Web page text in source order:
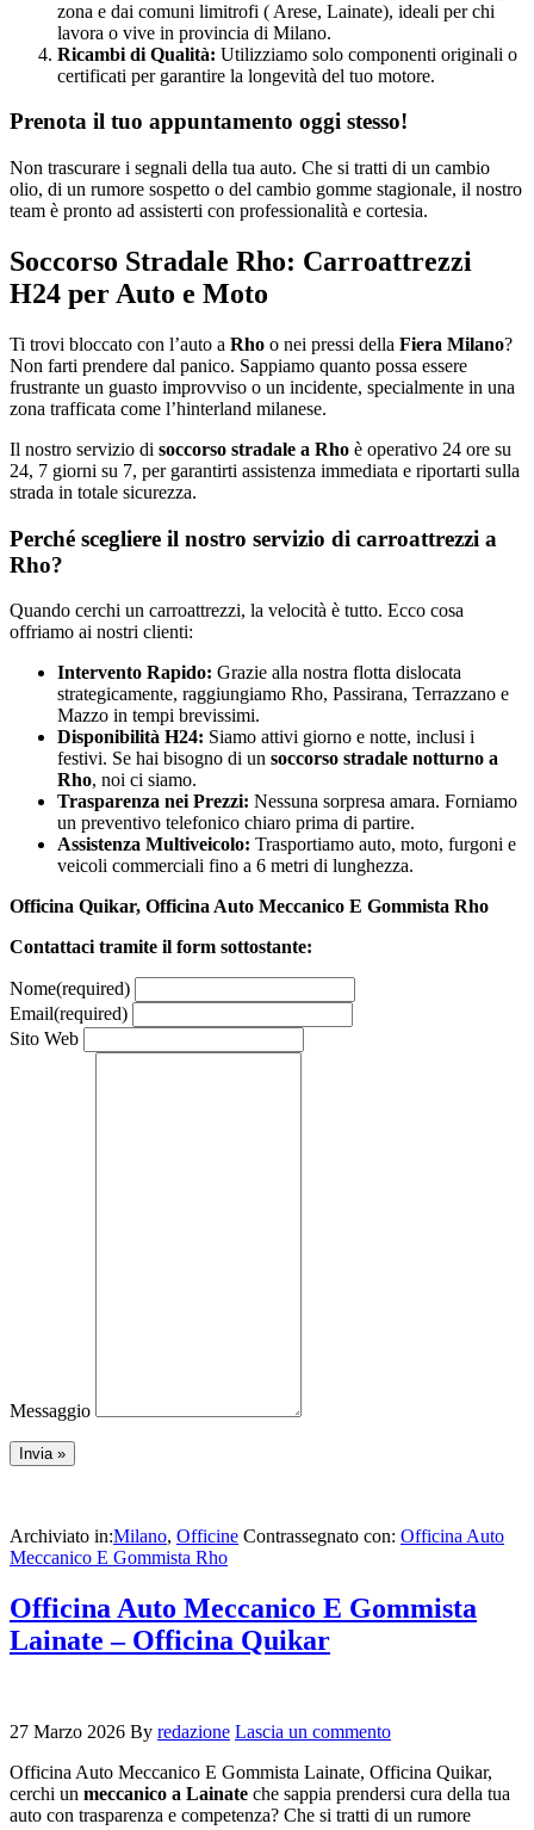
zona e dai comuni limitrofi ( Arese, Lainate), ideali per chi
lavora o vive in provincia di Milano.
Ricambi di Qualità: Utilizziamo solo componenti originali o
certificati per garantire la longevità del tuo motore.
Prenota il tuo appuntamento oggi stesso!
Non trascurare i segnali della tua auto. Che si tratti di un cambio
olio, di un rumore sospetto o del cambio gomme stagionale, il nostro
team è pronto ad assisterti con professionalità e cortesia.
Soccorso Stradale Rho: Carroattrezzi
H24 per Auto e Moto
Ti trovi bloccato con l’auto a Rho o nei pressi della Fiera Milano?
Non farti prendere dal panico. Sappiamo quanto possa essere
frustrante un guasto improvviso o un incidente, specialmente in una
zona trafficata come l’hinterland milanese.
Il nostro servizio di soccorso stradale a Rho è operativo 24 ore su
24, 7 giorni su 7, per garantirti assistenza immediata e riportarti sulla
strada in totale sicurezza.
Perché scegliere il nostro servizio di carroattrezzi a
Rho?
Quando cerchi un carroattrezzi, la velocità è tutto. Ecco cosa
offriamo ai nostri clienti:
Intervento Rapido: Grazie alla nostra flotta dislocata
strategicamente, raggiungiamo Rho, Passirana, Terrazzano e
Mazzo in tempi brevissimi.
Disponibilità H24: Siamo attivi giorno e notte, inclusi i
festivi. Se hai bisogno di un soccorso stradale notturno a
Rho, noi ci siamo.
Trasparenza nei Prezzi: Nessuna sorpresa amara. Forniamo
un preventivo telefonico chiaro prima di partire.
Assistenza Multiveicolo: Trasportiamo auto, moto, furgoni e
veicoli commerciali fino a 6 metri di lunghezza.
Officina Quikar, Officina Auto Meccanico E Gommista Rho
Contattaci tramite il form sottostante:
Nome(required)
Email(required)
Sito Web
Messaggio
Archiviato in:Milano, Officine Contrassegnato con: Officina Auto
Meccanico E Gommista Rho
Officina Auto Meccanico E Gommista
Lainate – Officina Quikar
27 Marzo 2026 By redazione Lascia un commento
Officina Auto Meccanico E Gommista Lainate, Officina Quikar,
cerchi un meccanico a Lainate che sappia prendersi cura della tua
auto con trasparenza e competenza? Che si tratti di un rumore